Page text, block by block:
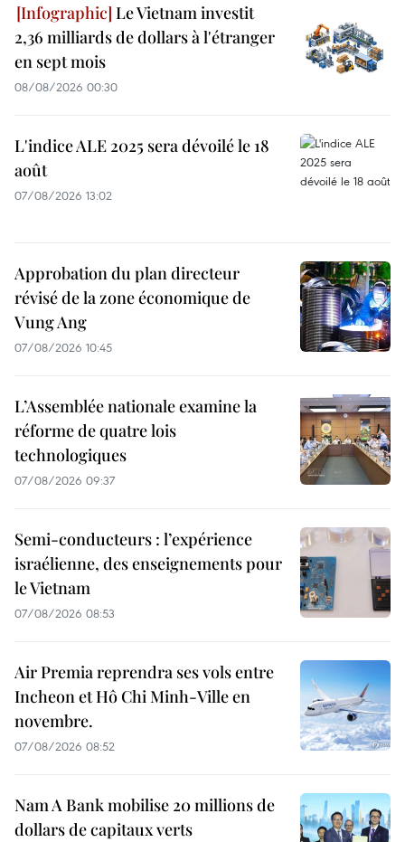
Le Vietnam investit
2,36 milliards de dollars à l'étranger
en sept mois
08/08/2026 00:30
L'indice ALE 2025 sera dévoilé le 18
août
07/08/2026 13:02
Approbation du plan directeur
révisé de la zone économique de
Vung Ang
07/08/2026 10:45
L’Assemblée nationale examine la
réforme de quatre lois
technologiques
07/08/2026 09:37
Semi-conducteurs : l’expérience
israélienne, des enseignements pour
le Vietnam
07/08/2026 08:53
Air Premia reprendra ses vols entre
Incheon et Hô Chi Minh-Ville en
novembre.
07/08/2026 08:52
Nam A Bank mobilise 20 millions de
dollars de capitaux verts